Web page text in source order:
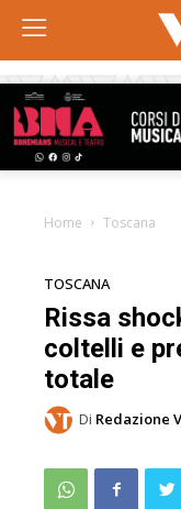
Home Toscana
TOSCANA
Rissa
coltelli e
totale
Di Redazione